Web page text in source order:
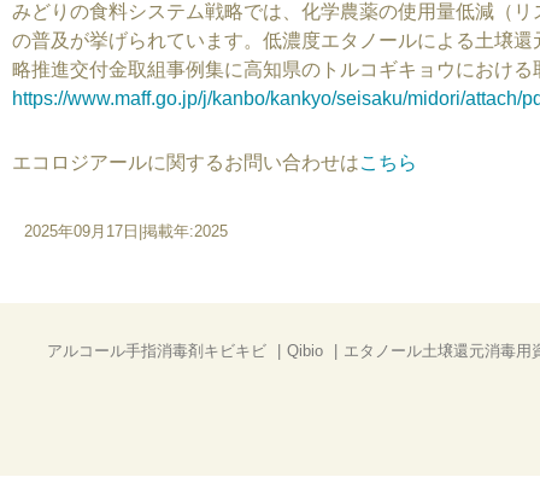
みどりの食料システム戦略では、化学農薬の使用量低減（
の普及が挙げられています。低濃度エタノールによる土壌
略推進交付金取組事例集に高知県のトルコギキョウにおけ
https://www.maff.go.jp/j/kanbo/kankyo/seisaku/midori/attach/
エコロジアールに関するお問い合わせはこちら
2025年09月17日 掲載年:2025
アルコール手指消毒剤キビキビ Qibio エタノール土壌還元消毒